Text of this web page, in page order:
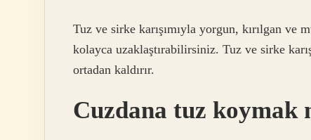
Tuz ve sirke karışımıyla yorgun, kırılgan ve
kolayca uzaklaştırabilirsiniz. Tuz ve sirke
ortadan kaldırır.
Cuzdana tuz koymak